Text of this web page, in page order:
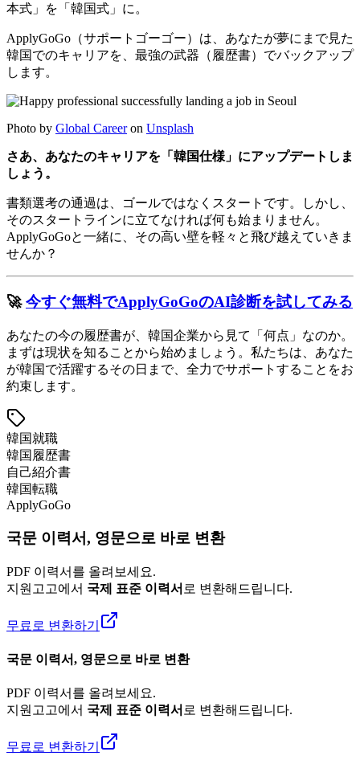
本式」を「韓国式」に。
ApplyGoGo（サポートゴーゴー）は、あなたが夢にまで見た
韓国でのキャリアを、最強の武器（履歴書）でバックアップ
します。
Photo by Global Careeron Unsplash
さあ、あなたのキャリアを「韓国仕様」にアップデートしま
しょう。
書類選考の通過は、ゴールではなくスタートです。しかし、
そのスタートラインに立てなければ何も始まりません。
ApplyGoGoと一緒に、その高い壁を軽々と飛び越えていきま
せんか？
🚀今すぐ無料でApplyGoGoのAI診断を試してみる
あなたの今の履歴書が、韓国企業から見て「何点」なのか。
まずは現状を知ることから始めましょう。私たちは、あなた
が韓国で活躍するその日まで、全力でサポートすることをお
約束します。
韓国就職
韓国履歴書
自己紹介書
韓国転職
ApplyGoGo
국문 이력서, 영문으로 바로 변환
PDF 이력서를 올려보세요.
지원고고에서 국제 표준 이력서 로 변환해드립니다.
무료로 변환하기
국문 이력서, 영문으로 바로 변환
PDF 이력서를 올려보세요.
지원고고에서 국제 표준 이력서 로 변환해드립니다.
무료로 변환하기